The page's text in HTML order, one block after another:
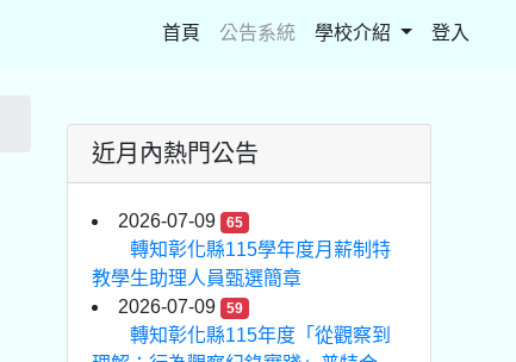
首頁 (current)
公告系統 學校介紹 登入
近月內熱門公告
2026-07-09 65
轉知彰化縣115學年度月薪制特
教學生助理人員甄選簡章
2026-07-09
59
轉知彰化縣115年度「從觀察到